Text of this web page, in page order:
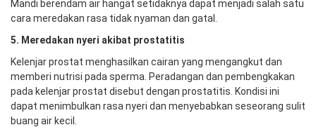
Mandi berendam air hangat setidaknya dapat menjadi salah satu
cara meredakan rasa tidak nyaman dan gatal.
5. Meredakan nyeri akibat prostatitis
Kelenjar prostat menghasilkan cairan yang mengangkut dan
memberi nutrisi pada sperma. Peradangan dan pembengkakan
pada kelenjar prostat disebut dengan prostatitis. Kondisi ini
dapat menimbulkan rasa nyeri dan menyebabkan seseorang sulit
buang air kecil.